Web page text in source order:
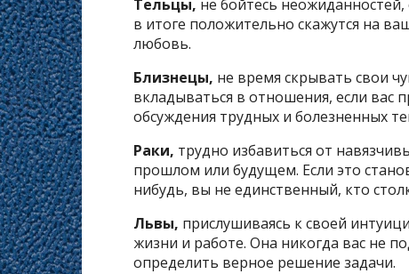
Тельцы, не бойтесь
в итоге положительно скажутся на
любовь.
Близнецы, не время скрывать свои
вкладываться в отношения, если вас
обсуждения трудных и болезненных
Раки, трудно избавиться от
прошлом или будущем. Если это
нибудь, вы не единственный, кто
Львы, прислушиваясь к своей
жизни и работе. Она никогда вас не
определить верное решение задачи.